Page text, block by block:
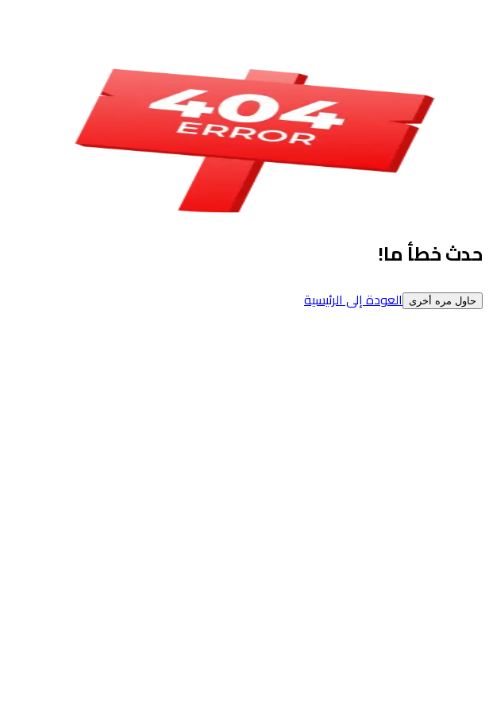
حدث خطأ ما!
حاول مره أخرى العودة إلى الرئيسية